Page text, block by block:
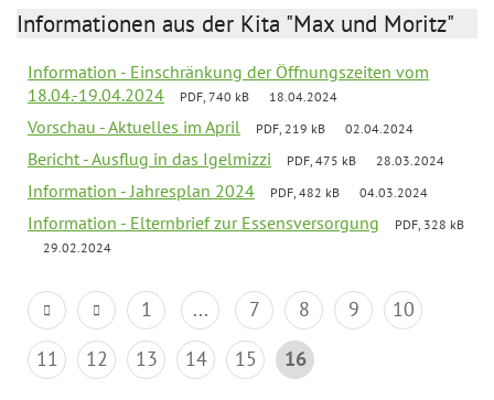
Informationen aus der Kita "Max und Moritz"
Information - Einschränkung der Öffnungszeiten vom
18.04.-19.04.2024
PDF, 740 kB 18.04.2024
Vorschau - Aktuelles im April PDF, 219 kB 02.04.2024
Bericht - Ausflug in das Igelmizzi PDF, 475 kB 28.03.2024
Information - Jahresplan 2024 PDF, 482 kB 04.03.2024
Information - Elternbrief zur Essensversorgung
PDF, 328 kB
29.02.2024
1 ... 7 8 9
10
11
12 13 14 15 16